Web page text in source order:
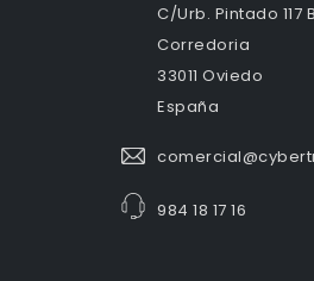
C/Urb. Pintado 117
Corredoria
33011 Oviedo
España
984 18 17 16